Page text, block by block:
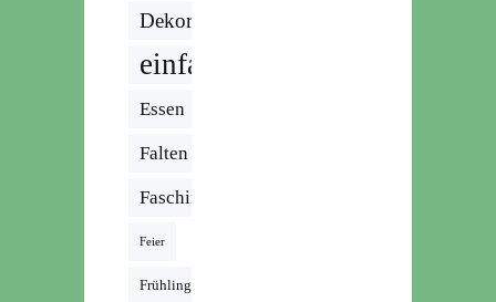
Dekoration
einfach
Essen
Falten
Fasching
Feier
Frühling